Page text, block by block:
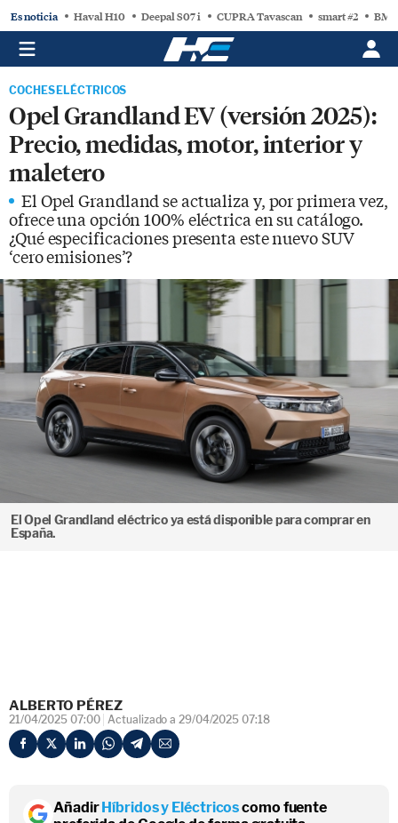
Es noticia Haval H10 Deepal S07 i CUPRA Tavascan smart #2
COCHES ELÉCTRICOS
Opel Grandland EV (versión 2025):
Precio, medidas, motor, interior y
maletero
El Opel Grandland se actualiza y, por primera vez,
ofrece una opción 100% eléctrica en su catálogo.
¿Qué especificaciones presenta este nuevo SUV
‘cero emisiones’?
El Opel Grandland eléctrico ya está disponible para comprar en
España.
ALBERTO PÉREZ
21/04/2025 07:00 Actualizado a 29/04/2025 07:18
AñadirHíbridos y Eléctricoscomo fuente